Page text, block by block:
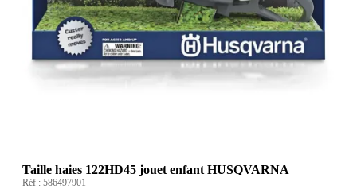
Taille haies 122HD45 jouet enfant HUSQVARNA
Réf : 586497901